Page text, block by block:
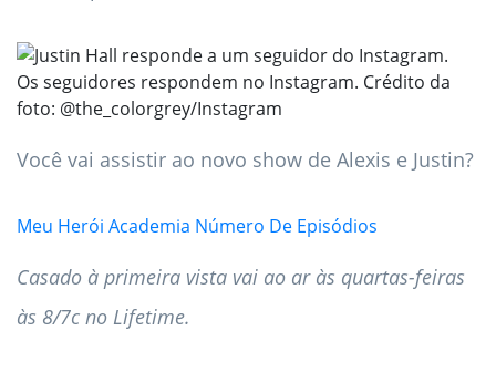
Os seguidores respondem no Instagram. Crédito da
foto: @the_colorgrey/Instagram
Você vai assistir ao novo show de Alexis e Justin?
Meu Herói Academia Número De Episódios
Casado à primeira vista vai ao ar às quartas-feiras
às 8/7c no Lifetime.